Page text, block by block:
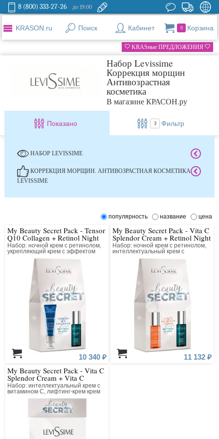
8 (800) 333-27-26 до 19:00
KRASON.ru Поиск Кабинет 0 Корзина
KRASные ПРЕДЛОЖЕНИЯ
Набор Levissime
Коррекция морщин
Антивозрастная
косметика
В магазине КРАСОН.ру
Показано 3 Фильтр
НАБОР LEVISSIME
КОРРЕКЦИЯ МОРЩИН. АНТИВОЗРАСТНАЯ КОСМЕТИКА
LEVISSIME
популярность название цена
My Beauty Secret Pack - Tensor
Q10 Collagen + Retinol Night
Набор: ночной крем с ретинолом,
укрепляющий крем с эффектом
лифтинга
10 340 ₽
My Beauty Secret Pack - Vita C
Splendor Cream + Retinol Night
Набор: ночной крем с ретинолом,
интеллектуальный крем с
витамином С и протеогликанами
11 132 ₽
My Beauty Secret Pack - Vita C
Splendor Cream + Vita C
Splendor Lifting Cream
Набор: интеллектуальный крем с
витамином С, лифтинг-крем крем
для шеи и декольте